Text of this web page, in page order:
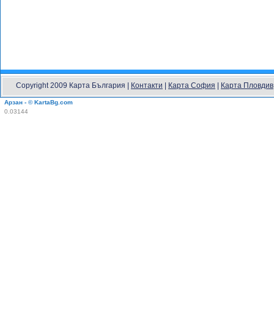
Copyright 2009 Карта България | Контакти Карта София Карта Пловдив
Арзан - © KartaBg.com
0.03144